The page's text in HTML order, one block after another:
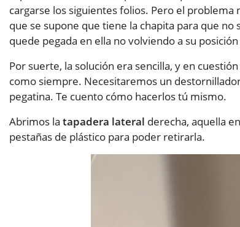
cargarse los siguientes folios. Pero el
que se supone que tiene la chapita para que
quede pegada en ella no volviendo a su
Por suerte, la solución era sencilla, y en
como siempre. Necesitaremos un
pegatina. Te cuento cómo hacerlos tú mismo.
Abrimos la tapadera lateral derecha, aquella
pestañas de plástico para poder retirarla.